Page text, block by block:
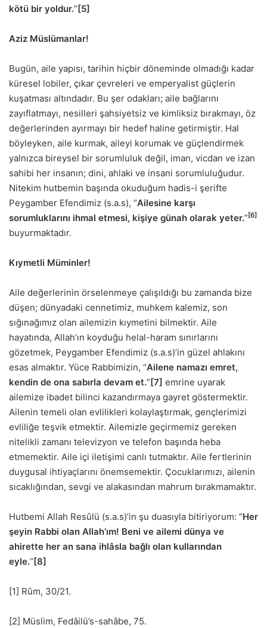
kötü bir yoldur.”[5]
Aziz Müslümanlar!
Bugün, aile yapısı, tarihin hiçbir döneminde olmadığı kadar
küresel lobiler, çıkar çevreleri ve emperyalist güçlerin
kuşatması altındadır. Bu şer odakları; aile bağlarını
zayıflatmayı, nesilleri şahsiyetsiz ve kimliksiz bırakmayı, öz
değerlerinden ayırmayı bir hedef haline getirmiştir. Hal
böyleyken, aile kurmak, aileyi korumak ve güçlendirmek
yalnızca bireysel bir sorumluluk değil, iman, vicdan ve izan
sahibi her insanın; dini, ahlaki ve insani sorumluluğudur.
Nitekim hutbemin başında okuduğum hadis-i şerifte
Peygamber Efendimiz (s.a.s), “Ailesine karşı
sorumluklarını ihmal etmesi, kişiye günah olarak yeter.” [6]
buyurmaktadır.
Kıymetli Müminler!
Aile değerlerinin örselenmeye çalışıldığı bu zamanda bize
düşen; dünyadaki cennetimiz, muhkem kalemiz, son
sığınağımız olan ailemizin kıymetini bilmektir. Aile
hayatında, Allah’ın koyduğu helal-haram sınırlarını
gözetmek, Peygamber Efendimiz (s.a.s)’in güzel ahlakını
esas almaktır. Yüce Rabbimizin, “Ailene namazı emret,
kendin de ona sabırla devam et.”[7] emrine uyarak
ailemize ibadet bilinci kazandırmaya gayret göstermektir.
Ailenin temeli olan evlilikleri kolaylaştırmak, gençlerimizi
evliliğe teşvik etmektir. Ailemizle geçirmemiz gereken
nitelikli zamanı televizyon ve telefon başında heba
etmemektir. Aile içi iletişimi canlı tutmaktır. Aile fertlerinin
duygusal ihtiyaçlarını önemsemektir. Çocuklarımızı, ailenin
sıcaklığından, sevgi ve alakasından mahrum bırakmamaktır.
Hutbemi Allah Resûlü (s.a.s)’in şu duasıyla bitiriyorum: “Her
şeyin Rabbi olan Allah’ım! Beni ve ailemi dünya ve
ahirette her an sana ihlâsla bağlı olan kullarından
eyle.”[8]
[1] Rûm, 30/21.
[2] Müslim, Fedâilü’s-sahâbe, 75.